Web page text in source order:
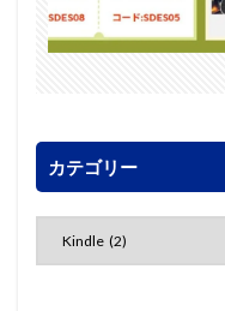
カテゴリー